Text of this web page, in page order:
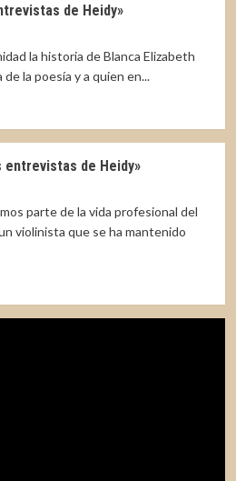
de Heidy»
la historia de Blanca Elizabeth
la poesía y a quien en...
entrevistas de Heidy»
parte de la vida profesional del
violinista que se ha mantenido